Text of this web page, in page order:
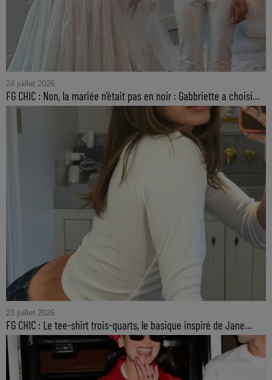
24 juillet 2026
FG CHIC : Non, la mariée n'était pas en noir : Gabbriette a choisi...
23 juillet 2026
FG CHIC : Le tee-shirt trois-quarts, le basique inspiré de Jane...